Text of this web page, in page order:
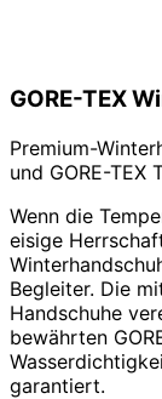
GORE-TEX
Premium-
und GORE-TEX
Wenn die
eisige
Begleiter. Die
Handschuhe
bewährten
garantiert.